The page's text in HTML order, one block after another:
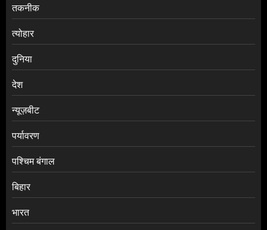
तकनीक
त्योहार
दुनिया
देश
न्यूज़बीट
पर्यावरण
पश्चिम बंगाल
बिहार
भारत